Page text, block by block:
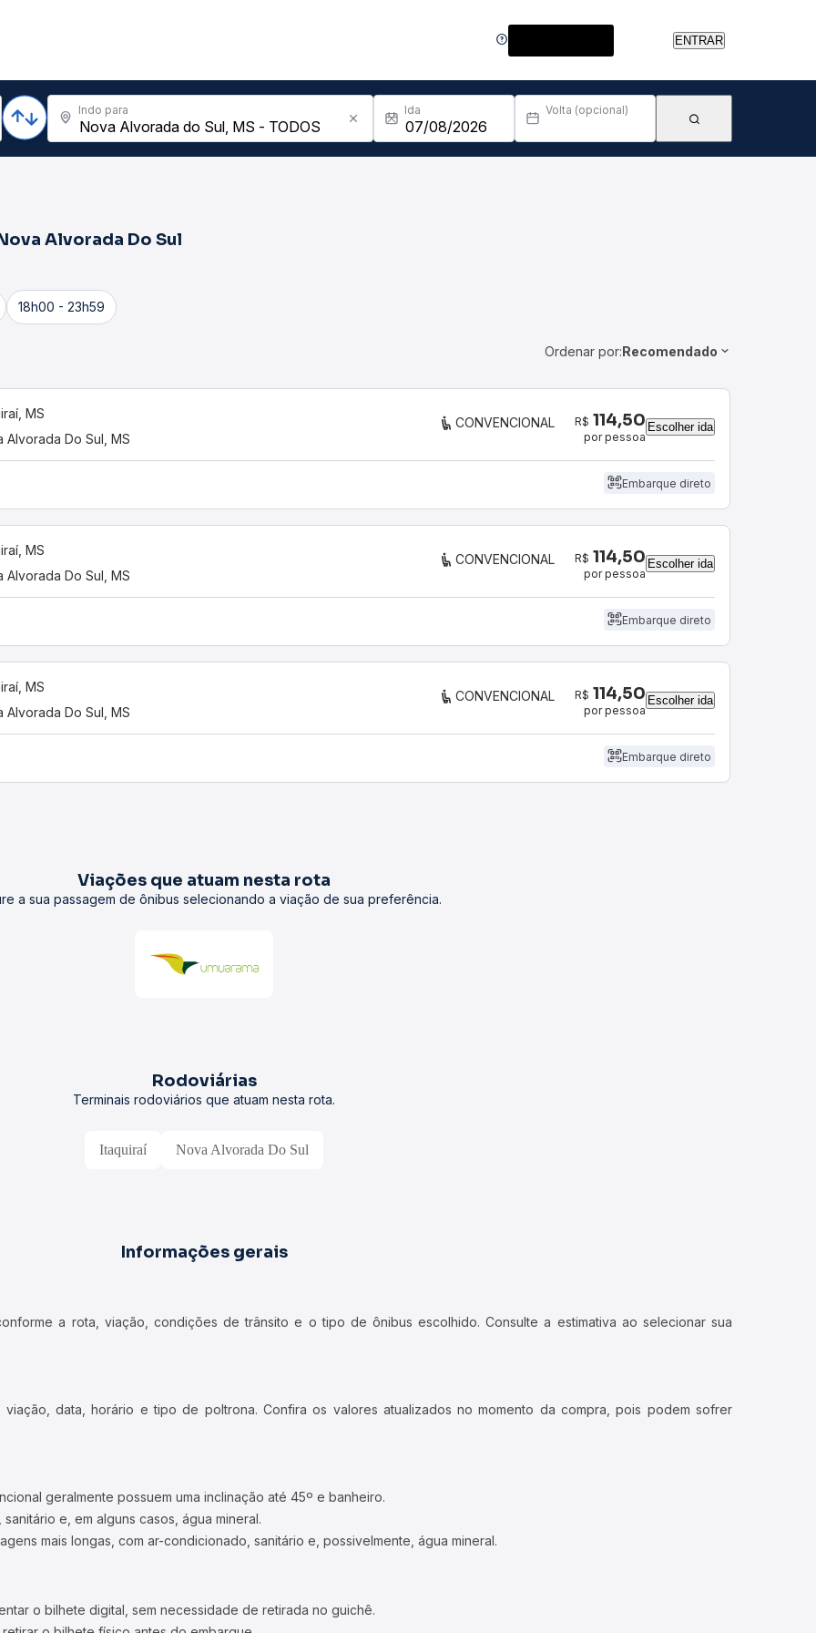
ENTRAR
Indo para Ida Volta (opcional)
Alvorada Do Sul
18h00 - 23h59
Ordenar por:Recomendado
MS
Alvorada Do Sul, MS
CONVENCIONAL R$ 114,50
por pessoa
Escolher ida
Embarque direto
MS
Alvorada Do Sul, MS
CONVENCIONAL R$ 114,50
por pessoa
Escolher ida
Embarque direto
MS
Alvorada Do Sul, MS
CONVENCIONAL R$ 114,50
por pessoa
Escolher ida
Embarque direto
Viações que atuam nesta rota
a sua passagem de ônibus selecionando a viação de sua preferência.
Rodoviárias
Terminais rodoviários que atuam nesta rota.
Itaquiraí Nova Alvorada Do Sul
Informações gerais
a rota, viação, condições de trânsito e o tipo de ônibus escolhido. Consulte a estimativa ao selecionar sua
data, horário e tipo de poltrona. Confira os valores atualizados no momento da compra, pois podem sofrer
geralmente possuem uma inclinação até 45º e banheiro.
e, em alguns casos, água mineral.
mais longas, com ar-condicionado, sanitário e, possivelmente, água mineral.
o bilhete digital, sem necessidade de retirada no guichê.